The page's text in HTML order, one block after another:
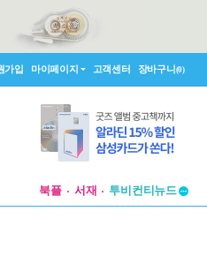
가입 마이페이지 고객센터 장바구니(0)
북플 서재
창작플랫폼